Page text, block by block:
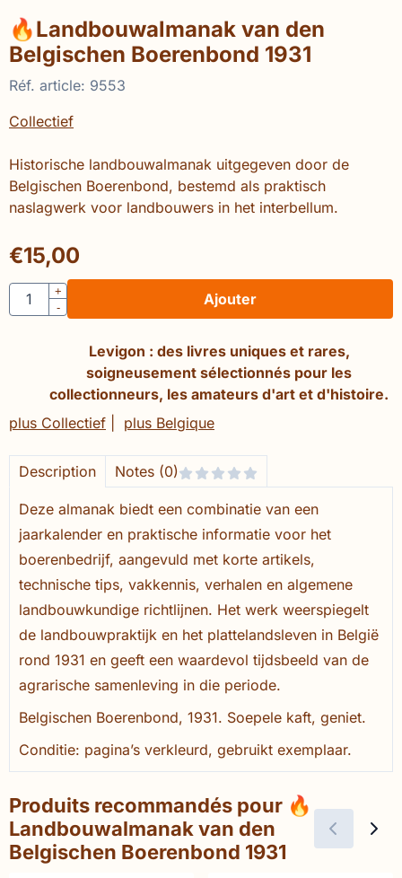
🔥Landbouwalmanak van den
Belgischen Boerenbond 1931
Réf. article: 9553
Collectief
Historische landbouwalmanak uitgegeven door de
Belgischen Boerenbond, bestemd als praktisch
naslagwerk voor landbouwers in het interbellum.
€15,00
Quantité
+
-
Ajouter
Levigon : des livres uniques et rares,
soigneusement sélectionnés pour les
collectionneurs, les amateurs d'art et d'histoire.
plus Collectief
plus Belgique
Description Notes (0)
Deze almanak biedt een combinatie van een
jaarkalender en praktische informatie voor het
boerenbedrijf, aangevuld met korte artikels,
technische tips, vakkennis, verhalen en algemene
landbouwkundige richtlijnen. Het werk weerspiegelt
de landbouwpraktijk en het plattelandsleven in België
rond 1931 en geeft een waardevol tijdsbeeld van de
agrarische samenleving in die periode.
Belgischen Boerenbond, 1931. Soepele kaft, geniet.
Conditie: pagina’s verkleurd, gebruikt exemplaar.
Produits recommandés pour 🔥
Landbouwalmanak van den
Belgischen Boerenbond 1931